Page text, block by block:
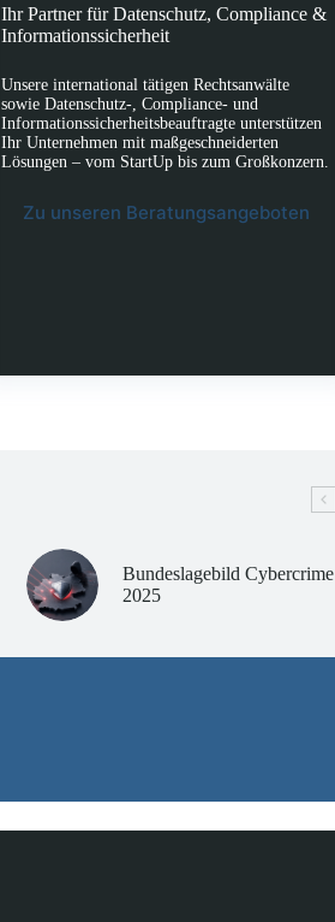
Ihr Partner für Datenschutz, Compliance &
Informationssicherheit
Unsere international tätigen Rechtsanwälte
sowie Datenschutz-, Compliance- und
Informationssicherheitsbeauftragte unterstützen
Ihr Unternehmen mit maßgeschneiderten
Lösungen – vom StartUp bis zum Großkonzern.
Zu unseren Beratungsangeboten
Bundeslagebild Cybercrime
2025